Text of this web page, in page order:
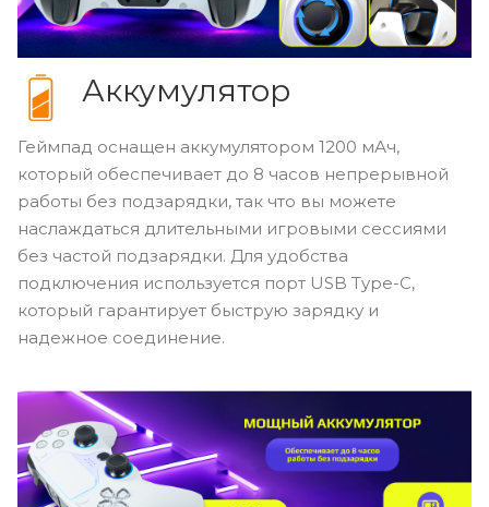
Аккумулятор
Геймпад оснащен аккумулятором 1200 мАч,
который обеспечивает до 8 часов непрерывной
работы без подзарядки, так что вы можете
наслаждаться длительными игровыми сессиями
без частой подзарядки. Для удобства
подключения используется порт USB Type-C,
который гарантирует быструю зарядку и
надежное соединение.